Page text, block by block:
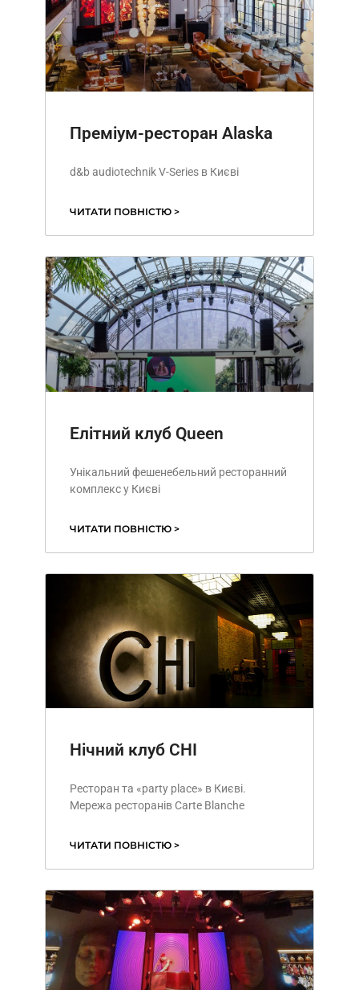
Преміум-ресторан Alaska
d&b audiotechnik V-Series в Києві
ЧИТАТИ ПОВНІСТЮ >
Елітний клуб Queen
Унікальний фешенебельний ресторанний
комплекс у Києві
ЧИТАТИ ПОВНІСТЮ >
Нічний клуб CHI
Ресторан та «party place» в Києві.
Мережа ресторанів Carte Blanche
ЧИТАТИ ПОВНІСТЮ >